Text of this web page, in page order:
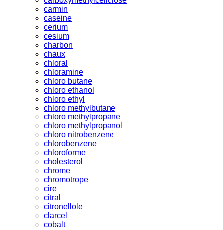
carmin
caseine
cerium
cesium
charbon
chaux
chloral
chloramine
chloro butane
chloro ethanol
chloro ethyl
chloro methylbutane
chloro methylpropane
chloro methylpropanol
chloro nitrobenzene
chlorobenzene
chloroforme
cholesterol
chrome
chromotrope
cire
citral
citronellole
clarcel
cobalt